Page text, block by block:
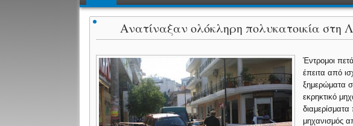
Ανατίναξαν ολόκληρη πολυκατοικία στη
Έντρομοι
έπειτα από
ξημερώματα
εκρηκτικό
μηχανισμός